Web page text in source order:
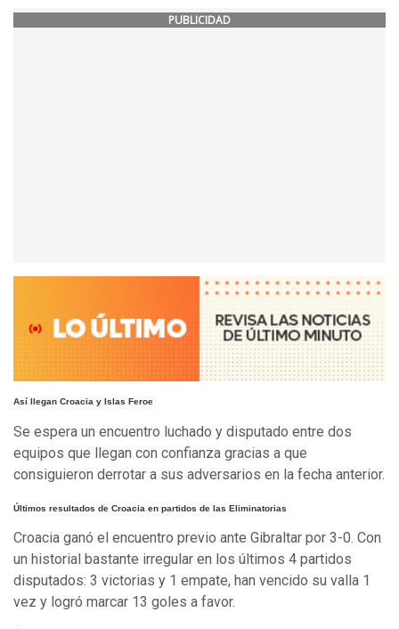
PUBLICIDAD
Así llegan Croacia y Islas Feroe
Se espera un encuentro luchado y disputado entre dos
equipos que llegan con confianza gracias a que
consiguieron derrotar a sus adversarios en la fecha anterior.
Últimos resultados de Croacia en partidos de las Eliminatorias
Croacia ganó el encuentro previo ante Gibraltar por 3-0. Con
un historial bastante irregular en los últimos 4 partidos
disputados: 3 victorias y 1 empate, han vencido su valla 1
vez y logró marcar 13 goles a favor.